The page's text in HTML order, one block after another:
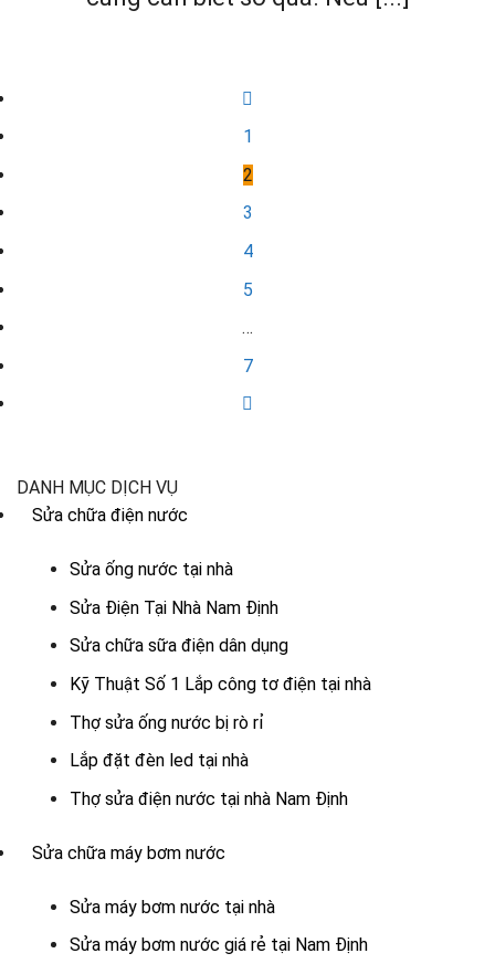
1
2
3
4
5
…
7
DANH MỤC DỊCH VỤ
Sửa chữa điện nước
Sửa ống nước tại nhà
Sửa Điện Tại Nhà Nam Định
Sửa chữa sữa điện dân dụng
Kỹ Thuật Số 1 Lắp công tơ điện tại nhà
Thợ sửa ống nước bị rò rỉ
Lắp đặt đèn led tại nhà
Thợ sửa điện nước tại nhà Nam Định
Sửa chữa máy bơm nước
Sửa máy bơm nước tại nhà
Sửa máy bơm nước giá rẻ tại Nam Định